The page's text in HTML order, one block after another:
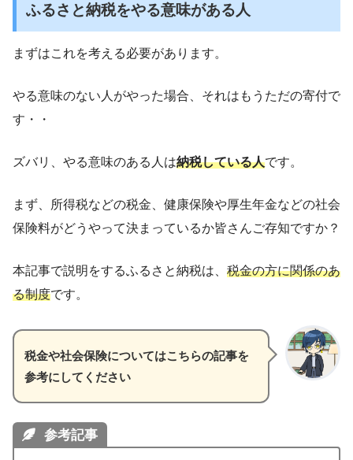
ふるさと納税をやる意味がある人
まずはこれを考える必要があります。
やる意味のない人がやった場合、それはもうただの寄付で
す・・
ズバリ、やる意味のある人は納税している人です。
まず、所得税などの税金、健康保険や厚生年金などの社会
保険料がどうやって決まっているか皆さんご存知ですか？
本記事で説明をするふるさと納税は、 税金の方に関係のあ
る制度です。
税金や社会保険についてはこちらの記事を
参考にしてください
参考記事